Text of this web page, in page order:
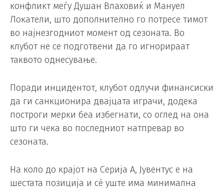
конфликт меѓу Душан Влаховиќ и Мануел
Локатели, што дополнително го потресе тимот
во најнезгодниот момент од сезоната. Во
клубот не се подготвени да го игнорираат
таквото однесување.
Поради инцидентот, клубот одлучи финансиски
да ги санкционира двајцата играчи, додека
построги мерки беа избегнати, со оглед на она
што ги чека во последниот натпревар во
сезоната.
На коло до крајот на Серија А, Јувентус е на
шестата позиција и сè уште има минимална